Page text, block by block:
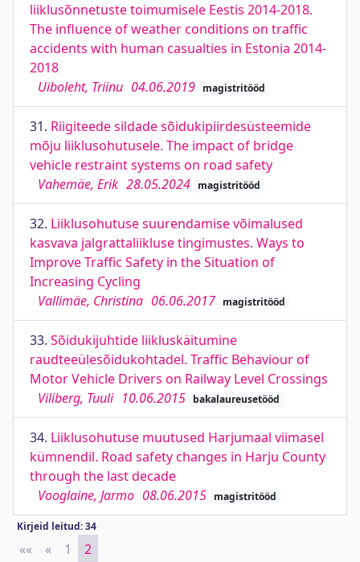
liiklusõnnetuste toimumisele Eestis 2014-2018.
The influence of weather conditions on traffic
accidents with human casualties in Estonia 2014-
2018
Uiboleht, Triinu 04.06.2019 magistritööd
31. Riigiteede sildade sõidukipiirdesüsteemide
mõju liiklusohutusele. The impact of bridge
vehicle restraint systems on road safety
Vahemäe, Erik 28.05.2024 magistritööd
32. Liiklusohutuse suurendamise võimalused
kasvava jalgrattaliikluse tingimustes. Ways to
Improve Traffic Safety in the Situation of
Increasing Cycling
Vallimäe, Christina 06.06.2017 magistritööd
33. Sõidukijuhtide liikluskäitumine
raudteeülesõidukohtadel. Traffic Behaviour of
Motor Vehicle Drivers on Railway Level Crossings
Viliberg, Tuuli 10.06.2015 bakalaureusetööd
34. Liiklusohutuse muutused Harjumaal viimasel
kümnendil. Road safety changes in Harju County
through the last decade
Vooglaine, Jarmo 08.06.2015 magistritööd
Kirjeid leitud: 34
«« First
« Previous
1 2